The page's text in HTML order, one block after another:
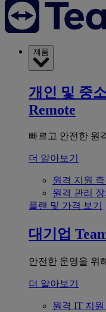
제품
개인 및 중
Remote
빠르고 안전한 원
더 알아보기
원격 지원
원격 관리
플랜 및 가격 보기
대기업
안전한 운영을 위
더 알아보기
원격 IT 지원